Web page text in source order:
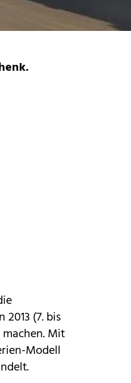
(7. bis
machen. Mit
Modell